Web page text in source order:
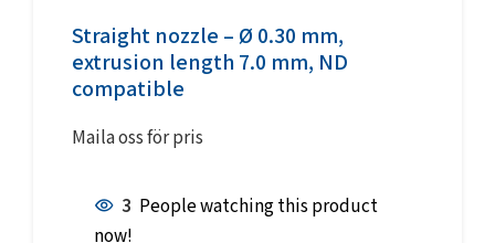
Straight nozzle – Ø 0.30 mm,
extrusion length 7.0 mm, ND
compatible
Maila oss för pris
3 People watching this product
now!